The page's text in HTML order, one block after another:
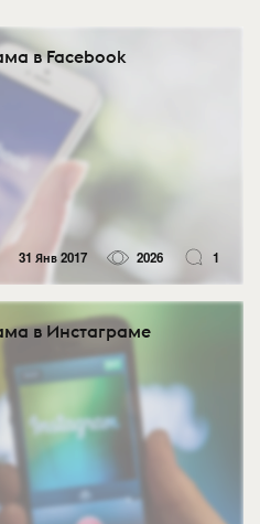
в Facebook
31 Янв 2017 2026 1
в Инстаграме